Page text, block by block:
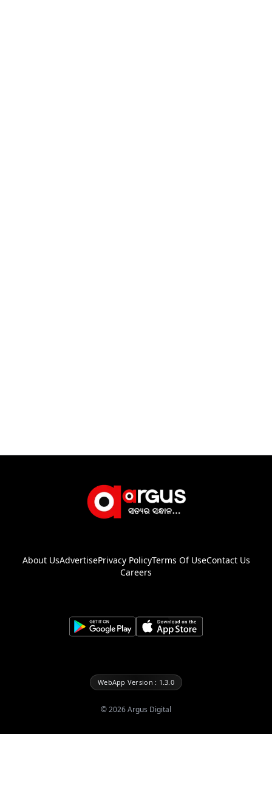
About UsAdvertisePrivacy PolicyTerms Of UseContact Us
Careers
WebApp Version : 1.3.0
©2026Argus Digital